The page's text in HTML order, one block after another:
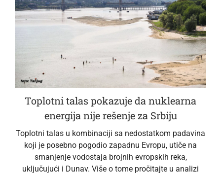
Toplotni talas pokazuje da nuklearna
energija nije rešenje za Srbiju
Toplotni talas u kombinaciji sa nedostatkom padavina
koji je posebno pogodio zapadnu Evropu, utiče na
smanjenje vodostaja brojnih evropskih reka,
uključujući i Dunav. Više o tome pročitajte u analizi